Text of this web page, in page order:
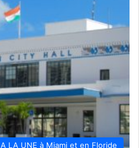
A LA UNE à Miami et en Floride